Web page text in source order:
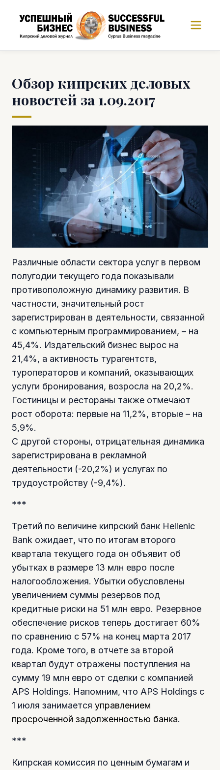
Обзор кипрских деловых
новостей за 1.09.2017
Различные области сектора услуг в первом
полугодии текущего года показывали
противоположную динамику развития. В
частности, значительный рост
зарегистрирован в деятельности, связанной
с компьютерным программированием, – на
45,4%. Издательский бизнес вырос на
21,4%, а активность турагентств,
туроператоров и компаний, оказывающих
услуги бронирования, возросла на 20,2%.
Гостиницы и рестораны также отмечают
рост оборота: первые на 11,2%, вторые – на
5,9%.
С другой стороны, отрицательная динамика
зарегистрирована в рекламной
деятельности (-20,2%) и услугах по
трудоустройству (-9,4%).
***
Третий по величине кипрский банк Hellenic
Bank ожидает, что по итогам второго
квартала текущего года он объявит об
убытках в размере 13 млн евро после
налогообложения. Убытки обусловлены
увеличением суммы резервов под
кредитные риски на 51 млн евро. Резервное
обеспечение рисков теперь достигает 60%
по сравнению с 57% на конец марта 2017
года. Кроме того, в отчете за второй
квартал будут отражены поступления на
сумму 19 млн евро от сделки с компанией
APS Holdings. Напомним, что APS Holdings с
1 июля занимается управлением
просроченной задолженностью банка.
***
Кипрская комиссия по ценным бумагам и